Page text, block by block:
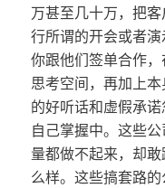
万甚至几十万，把
行所谓的开会或者
你跟他们签单合作
思考空间，再加上
的好听话和虚假承
自己掌握中。这些
量都做不起来，却
么样。这些搞套路